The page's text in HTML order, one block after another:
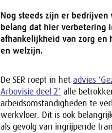
Nog steeds zijn er
belang dat hier verbetering
afhankelijkheid van zorg en
en welzijn.
De SER roept in het advies
Arbovisie deel 2’ alle
arbeidsomstandigheden te
werkvloer. Dit is ook
als gevolg van ingrijpende